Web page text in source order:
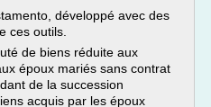
développé avec des
ces outils.
de biens réduite aux
époux mariés sans contrat
de la succession
acquis par les époux